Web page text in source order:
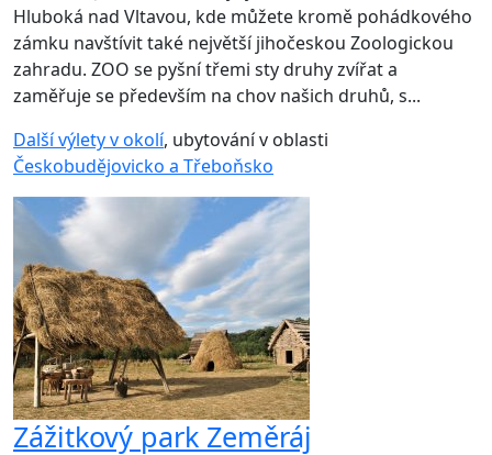
Hluboká nad Vltavou, kde můžete kromě pohádkového
zámku navštívit také největší jihočeskou Zoologickou
zahradu. ZOO se pyšní třemi sty druhy zvířat a
zaměřuje se především na chov našich druhů, s...
Další výlety v okolí, ubytování v oblasti
Českobudějovicko a Třeboňsko
Zážitkový park Zeměráj